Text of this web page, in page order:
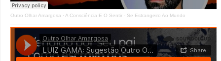
Outro Olhar Amargosa · A Consciência E O Sentir - Se Estrangeiro Ao Mundo